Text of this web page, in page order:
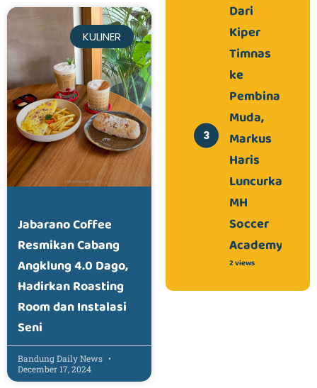
KULINER
Jabarano Coffee
Resmikan Cabang
Angklung 4.0 Dago,
Hadirkan Roasting
Room dan Instalasi
Seni
Bandung Daily News
December 17, 2024
Dari
Kiper
Timnas
ke
Pembina
Muda,
Markus
Haris
Luncurkan
MH
Soccer
Academy
2 views